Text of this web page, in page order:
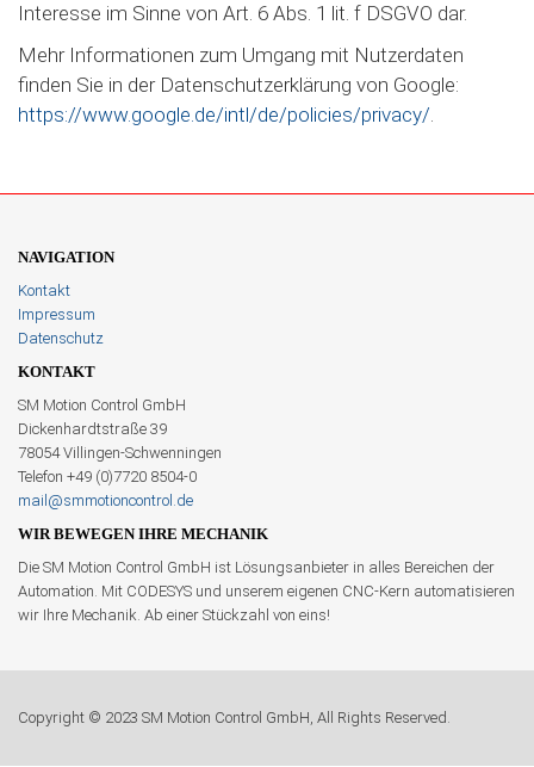
Interesse im Sinne von Art. 6 Abs. 1 lit. f DSGVO dar.
Mehr Informationen zum Umgang mit Nutzerdaten
finden Sie in der Datenschutzerklärung von Google:
https://www.google.de/intl/de/policies/privacy/.
NAVIGATION
Kontakt
Impressum
Datenschutz
KONTAKT
SM Motion Control GmbH
Dickenhardtstraße 39
78054 Villingen-Schwenningen
Telefon +49 (0)7720 8504-0
mail@smmotioncontrol.de
WIR BEWEGEN IHRE MECHANIK
Die SM Motion Control GmbH ist Lösungsanbieter in alles Bereichen der
Automation. Mit CODESYS und unserem eigenen CNC-Kern automatisieren
wir Ihre Mechanik. Ab einer Stückzahl von eins!
Copyright © 2023 SM Motion Control GmbH, All Rights Reserved.